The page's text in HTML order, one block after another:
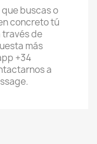
buscas o
concreto tú
de
más
+34
a